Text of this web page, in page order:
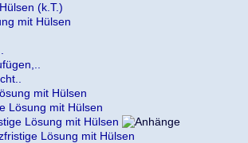
(k.T.)
mit Hülsen
mit Hülsen
Lösung mit Hülsen
Lösung mit Hülsen
Lösung mit Hülsen